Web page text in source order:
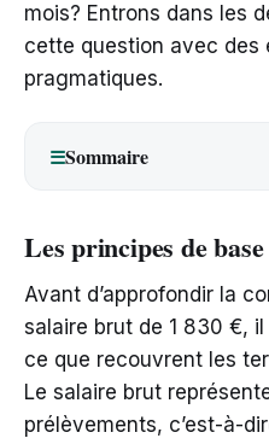
mois? Entrons dans les
cette question avec des
pragmatiques.
☰Sommaire
Les principes de
Avant d’approfondir la
salaire brut de 1 830 €,
ce que recouvrent les
Le salaire brut
prélèvements, c’est-à-